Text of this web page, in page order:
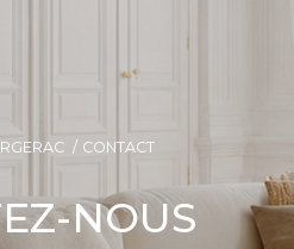
CONTACT
NOUS